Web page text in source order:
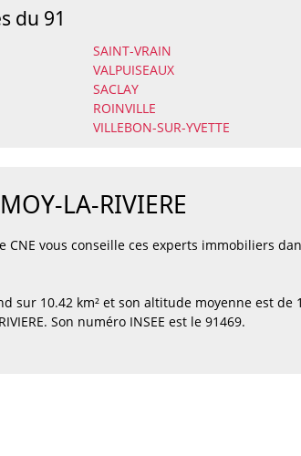
du 91
SAINT-VRAIN
VALPUISEAUX
SACLAY
ROINVILLE
VILLEBON-SUR-YVETTE
LA-RIVIERE
le CNE vous conseille ces experts immobiliers
sur 10.42 km² et son altitude moyenne est
Son numéro INSEE est le 91469.